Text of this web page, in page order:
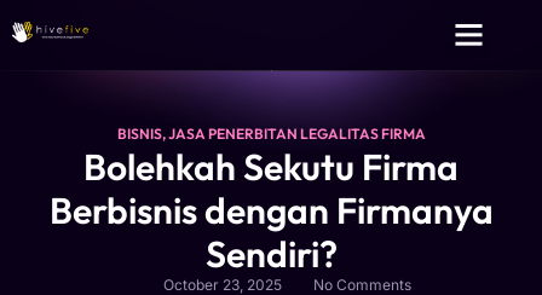
BISNIS,JASA PENERBITAN LEGALITAS FIRMA
Bolehkah Sekutu Firma
Berbisnis dengan Firmanya
Sendiri?
October 23, 2025 No Comments